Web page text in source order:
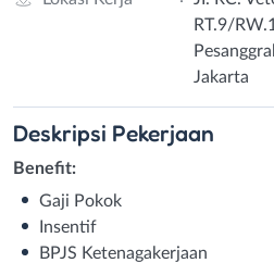
RT.9/
Jakarta
Deskripsi Pekerjaan
Benefit:
Gaji Pokok
Insentif
BPJS Ketenagakerjaan